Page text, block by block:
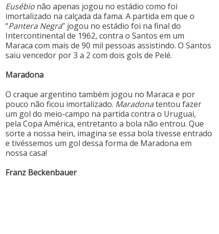
Eusébio não apenas jogou no estádio como foi
imortalizado na calçada da fama. A partida em que o
“Pantera Negra” jogou no estádio foi na final do
Intercontinental de 1962, contra o Santos em um
Maraca com mais de 90 mil pessoas assistindo. O Santos
saiu vencedor por 3 a 2 com dois gols de Pelé.
Maradona
O craque argentino também jogou no Maraca e por
pouco não ficou imortalizado. Maradonatentou fazer
um gol do meio-campo na partida contra o Uruguai,
pela Copa América, entretanto a bola não entrou. Que
sorte a nossa hein, imagina se essa bola tivesse entrado
e tivéssemos um gol dessa forma de Maradona em
nossa casa!
Franz Beckenbauer